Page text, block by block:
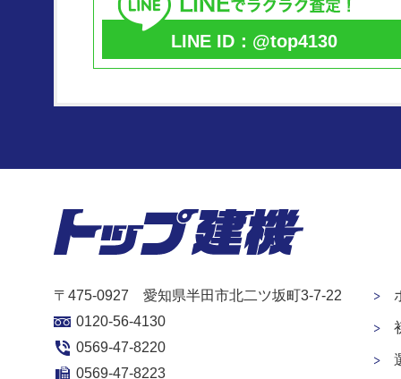
LINE ID：@top4130
〒475-0927 愛知県半田市北二ツ坂町3-7-22
0120-56-4130
0569-47-8220
0569-47-8223